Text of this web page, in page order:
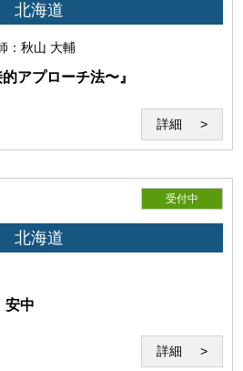
」という）の全部又は一部につき、
北海道
：秋山 大輔
アプローチ法〜』
詳細
受付中
北海道
安中
詳細